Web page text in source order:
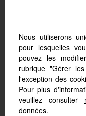
Afin de vous
votre PC,
s’adapte
Nous utiliserons
pour lesquelles
pouvez les
rubrique "Gérer
l'exception des
Pour plus
veuillez consulter
données.